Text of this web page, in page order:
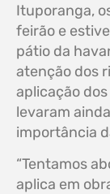
Ituporanga,
feirão e
pátio da
atenção dos
aplicação
levaram
importância
“Tentamos
aplica em